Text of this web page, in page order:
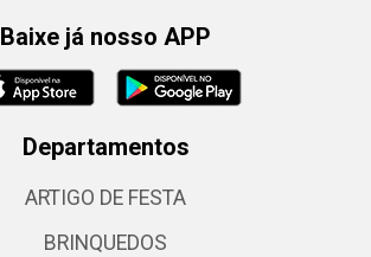
Baixe já nosso APP
Departamentos
ARTIGO DE FESTA
BRINQUEDOS